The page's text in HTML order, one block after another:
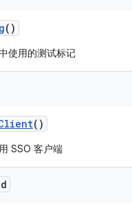
()
使用的测试标记
()
SSO 客户端